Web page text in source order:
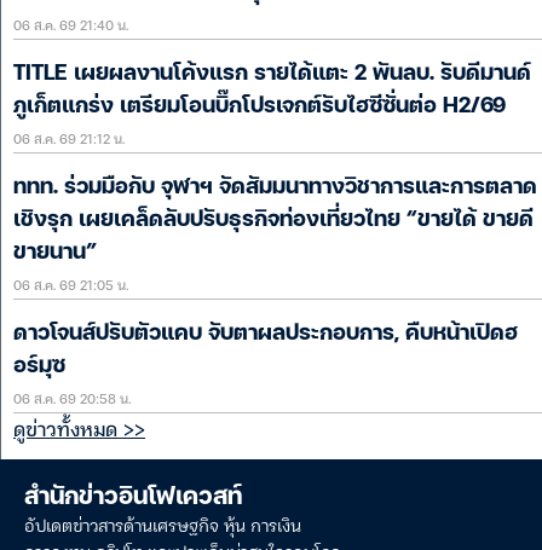
06 ส.ค. 69 21:40 น.
TITLE เผยผลงานโค้งแรก รายได้แตะ 2 พันลบ. รับดีมานด์
ภูเก็ตแกร่ง เตรียมโอนบิ๊กโปรเจกต์รับไฮซีซั่นต่อ H2/69
06 ส.ค. 69 21:12 น.
ททท. ร่วมมือกับ จุฬาฯ จัดสัมมนาทางวิชาการและการตลาด
เชิงรุก เผยเคล็ดลับปรับธุรกิจท่องเที่ยวไทย “ขายได้ ขายดี
ขายนาน”
06 ส.ค. 69 21:05 น.
ดาวโจนส์ปรับตัวแคบ จับตาผลประกอบการ, คืบหน้าเปิดฮ
อร์มุซ
06 ส.ค. 69 20:58 น.
ดูข่าวทั้งหมด >>
สำนักข่าวอินโฟเควสท์
อัปเดตข่าวสารด้านเศรษฐกิจ หุ้น การเงิน